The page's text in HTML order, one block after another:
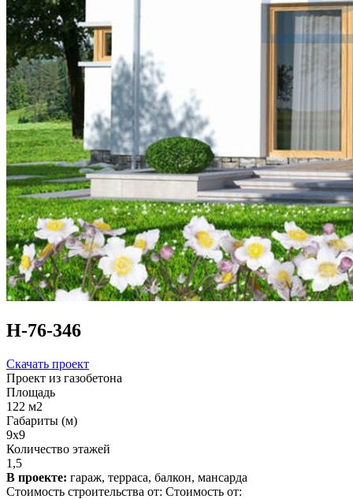
Н-76-346
Скачать проект
Проект из газобетона
Площадь
122 м2
Габариты (м)
9x9
Количество этажей
1,5
В проекте: гараж, терраса, балкон, мансарда
Стоимость строительства от: Стоимость от: